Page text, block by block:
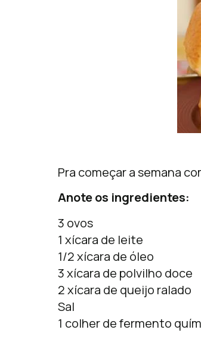
Pra começar a semana
Anote os ingredientes:
3 ovos
1 xícara de leite
1/2 xícara de óleo
3 xícara de polvilho doce
2 xícara de queijo ralado
Sal
1 colher de fermento